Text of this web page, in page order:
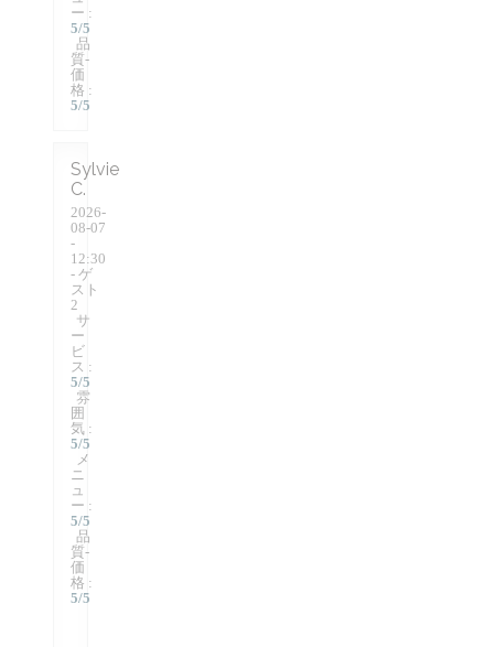
ー :
5/5
品
質-
価
格 :
5/5
Sylvie
C
2026-
08-07
-
12:30
- ゲ
スト
2
サ
ー
ビ
ス :
5/5
雰
囲
気 :
5/5
メ
ニ
ュ
ー :
5/5
品
質-
価
格 :
5/5